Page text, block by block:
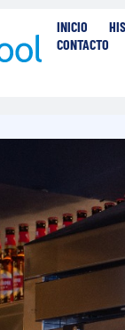
INICIO
CONTACTO